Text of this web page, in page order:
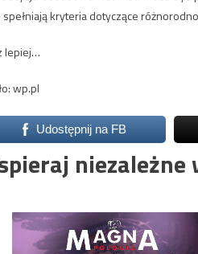
kryteria dotyczące
lepiej…
wp.pl
Udostępnij na FB